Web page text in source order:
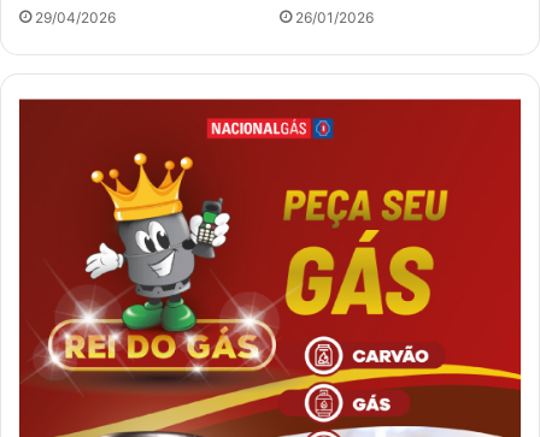
29/04/2026 26/01/2026